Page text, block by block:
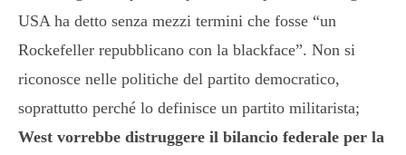
USA ha detto senza mezzi termini che fosse “un
Rockefeller repubblicano con la blackface”. Non si
riconosce nelle politiche del partito democratico,
soprattutto perché lo definisce un partito militarista;
West vorrebbe distruggere il bilancio federale per la